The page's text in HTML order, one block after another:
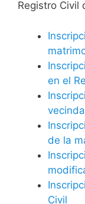
Registro Civil
en el
de la
Civil